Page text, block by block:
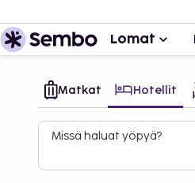
Lomat
Matkat Hotellit
Missä haluat yöpyä?